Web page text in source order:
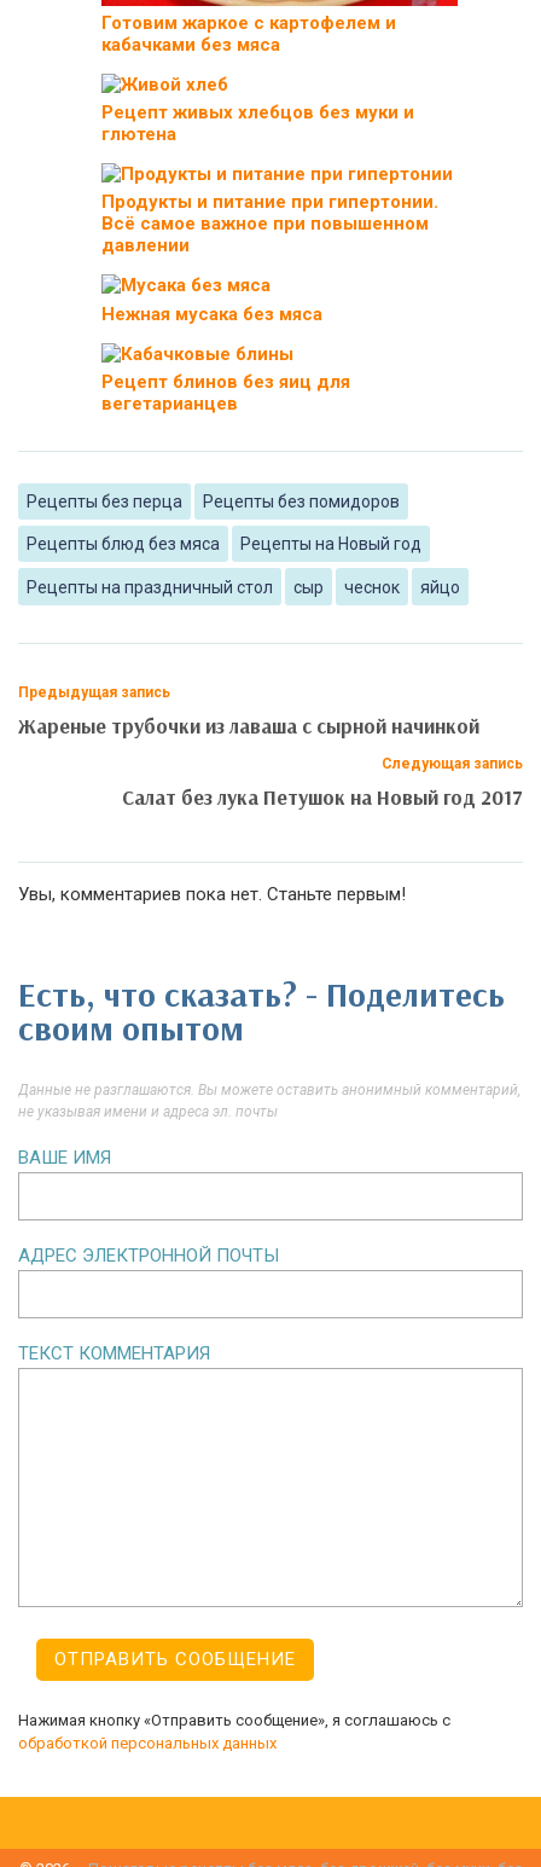
Готовим жаркое с картофелем и
кабачками без мяса
Рецепт живых хлебцов без муки и
глютена
Продукты и питание при гипертонии.
Всё самое важное при повышенном
давлении
Нежная мусака без мяса
Рецепт блинов без яиц для
вегетарианцев
Рецепты без перца Рецепты без помидоров
Рецепты блюд без мяса Рецепты на Новый год
Рецепты на праздничный стол сыр чеснок яйцо
Предыдущая запись
Жареные трубочки из лаваша с сырной начинкой
Следующая запись
Салат без лука Петушок на Новый год 2017
Увы, комментариев пока нет. Станьте первым!
Есть, что сказать? - Поделитесь
своим опытом
Данные не разглашаются. Вы можете оставить анонимный комментарий,
не указывая имени и адреса эл. почты
ВАШЕ ИМЯ
АДРЕС ЭЛЕКТРОННОЙ ПОЧТЫ
ТЕКСТ КОММЕНТАРИЯ
Нажимая кнопку «Отправить сообщение», я соглашаюсь с
обработкой персональных данных